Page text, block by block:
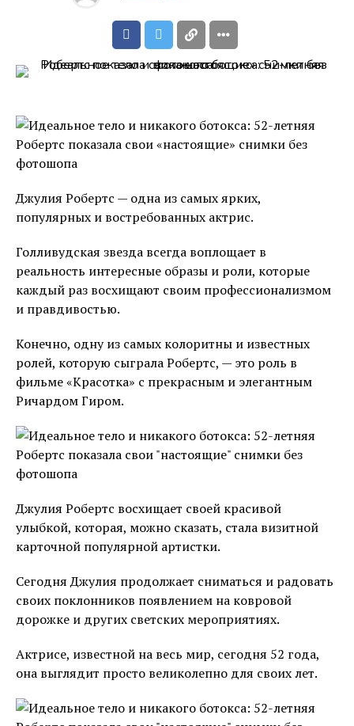
Джулия Робертс — одна из самых ярких,
популярных и востребованных актрис.
Голливудская звезда всегда воплощает в
реальность интересные образы и роли, которые
каждый раз восхищают своим профессионализмом
и правдивостью.
Конечно, одну из самых колоритны и известных
ролей, которую сыграла Робертс, — это роль в
фильме «Красотка» с прекрасным и элегантным
Ричардом Гиром.
Джулия Робертс восхищает своей красивой
улыбкой, которая, можно сказать, стала визитной
карточной популярной артистки.
Сегодня Джулия продолжает сниматься и радовать
своих поклонников появлением на ковровой
дорожке и других светских мероприятиях.
Актрисе, известной на весь мир, сегодня 52 года,
она выглядит просто великолепно для своих лет.